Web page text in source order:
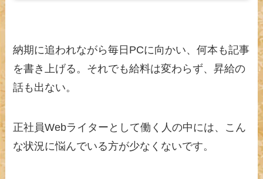
納期に追われながら毎日PCに向かい、何本も記事
を書き上げる。それでも給料は変わらず、昇給の
話も出ない。
正社員Webライターとして働く人の中には、こん
な状況に悩んでいる方が少なくないです。